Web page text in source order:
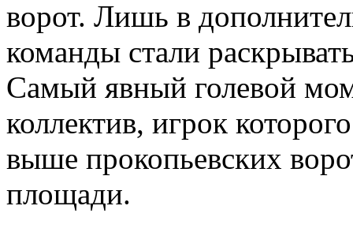
ворот. Лишь в
команды стали
Самый явный голевой
коллектив, игрок
выше прокопьевских
площади.